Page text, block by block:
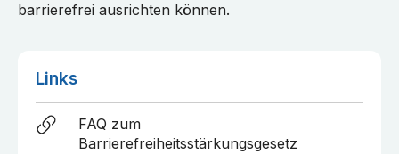
barrierefrei ausrichten können.
Links
FAQ zum
Barrierefreiheitsstärkungsgesetz